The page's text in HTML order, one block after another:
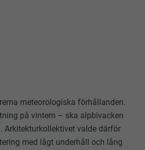
meteorologiska förhållanden.
på vintern – ska alpbivacken
Arkitekturkollektivet valde därför
med lågt underhåll och lång